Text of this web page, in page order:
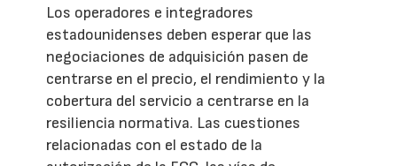
Los operadores e integradores
estadounidenses deben esperar que las
negociaciones de adquisición pasen de
centrarse en el precio, el rendimiento y la
cobertura del servicio a centrarse en la
resiliencia normativa. Las cuestiones
relacionadas con el estado de la